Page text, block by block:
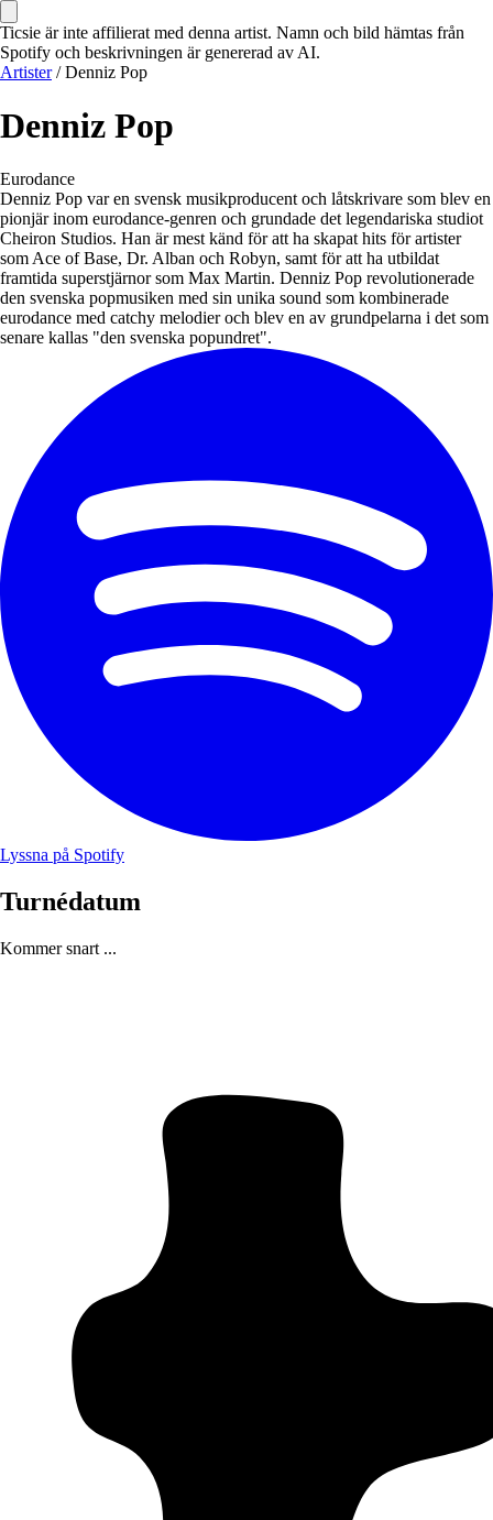
Ticsie är inte affilierat med denna artist. Namn och bild hämtas från
Spotify och beskrivningen är genererad av AI.
Artister / Denniz Pop
Denniz Pop
Eurodance
Denniz Pop var en svensk musikproducent och låtskrivare som blev en
pionjär inom eurodance-genren och grundade det legendariska studiot
Cheiron Studios. Han är mest känd för att ha skapat hits för artister
som Ace of Base, Dr. Alban och Robyn, samt för att ha utbildat
framtida superstjärnor som Max Martin. Denniz Pop revolutionerade
den svenska popmusiken med sin unika sound som kombinerade
eurodance med catchy melodier och blev en av grundpelarna i det som
senare kallas "den svenska popundret".
Lyssna på Spotify
Turnédatum
Kommer snart ...